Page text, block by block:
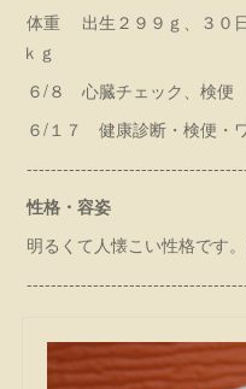
体重 出生２９９ｇ、３０
ｋｇ
６/８ 心臓チェック、検便
６/１７ 健康診断・検便・
性格・容姿
明るくて人懐こい性格です